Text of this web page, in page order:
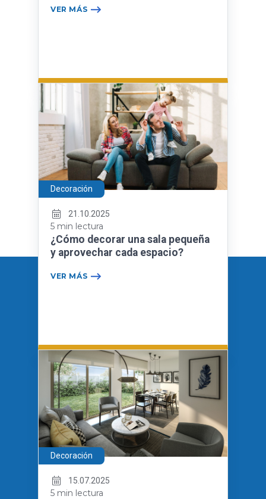
VER MÁS
Decoración
21.10.2025
5 min lectura
¿Cómo decorar una sala pequeña
y aprovechar cada espacio?
VER MÁS
Decoración
15.07.2025
5 min lectura